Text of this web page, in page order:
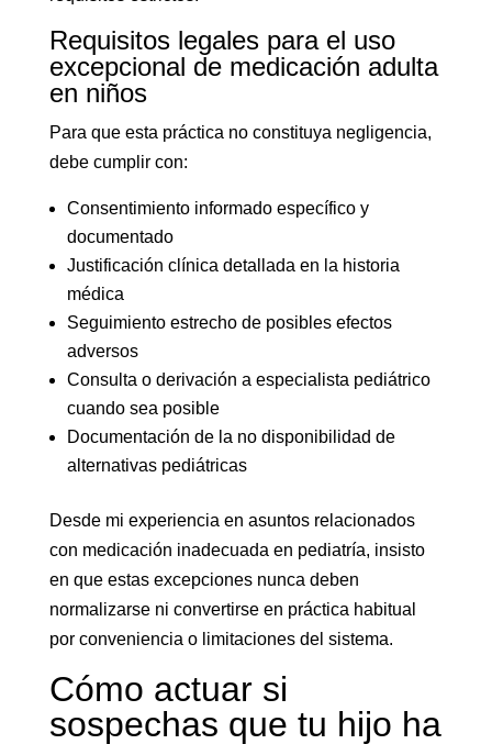
Requisitos legales para el uso
excepcional de medicación adulta
en niños
Para que esta práctica no constituya negligencia,
debe cumplir con:
Consentimiento informado específico y
documentado
Justificación clínica detallada en la historia
médica
Seguimiento estrecho de posibles efectos
adversos
Consulta o derivación a especialista pediátrico
cuando sea posible
Documentación de la no disponibilidad de
alternativas pediátricas
Desde mi experiencia en asuntos relacionados
con medicación inadecuada en pediatría, insisto
en que estas excepciones nunca deben
normalizarse ni convertirse en práctica habitual
por conveniencia o limitaciones del sistema.
Cómo actuar si
sospechas que tu hijo ha